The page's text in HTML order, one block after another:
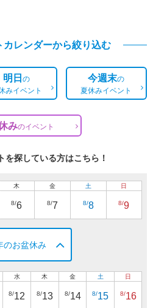
レンダーから絞り込む
明日の
みイベント
今週末の
夏休みイベント
みのイベント
探している方はこちら！
木
8/6
金
8/7
土
8/8
日
8/9
のお盆休み
水
8/12
木
8/13
金
8/14
土
8/15
日
8/16